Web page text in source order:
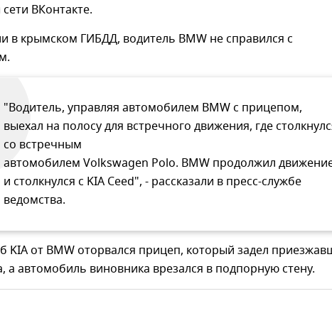
ВКонтакте.
в крымском ГИБДД, водитель BMW не справился с
"Водитель, управляя автомобилем BMW с прицепом,
выехал на полосу для встречного движения, где
со встречным
автомобилем Volkswagen Polo. BMW продолжил
и столкнулся с KIA Ceed", - рассказали в пресс-службе
ведомства.
KIA от BMW оторвался прицеп, который задел
а автомобиль виновника врезался в подпорную стену.